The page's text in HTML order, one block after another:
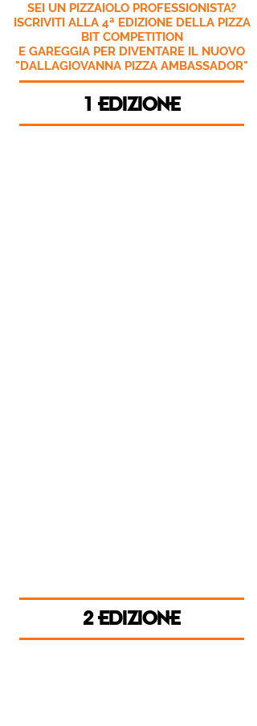
SEI UN PIZZAIOLO PROFESSIONISTA?
ISCRIVITI ALLA 4ª EDIZIONE DELLA PIZZA
BIT COMPETITION
E GAREGGIA PER DIVENTARE IL NUOVO
"DALLAGIOVANNA PIZZA AMBASSADOR"
1 EDIZIONE
2 EDIZIONE